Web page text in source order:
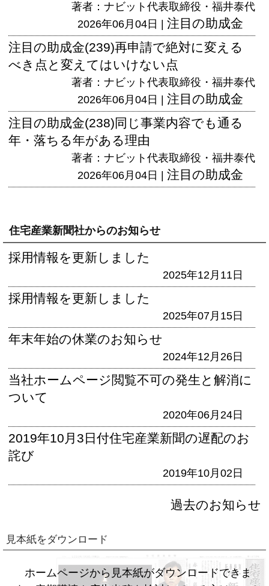
著者：ナビット代表取締役・福井泰代
2026年06月04日 | 注目の助成金
注目の助成金(239)再申請で絶対に変える
べき点と変えてはいけない点
著者：ナビット代表取締役・福井泰代
2026年06月04日 | 注目の助成金
注目の助成金(238)同じ事業内容でも通る
年・落ちる年がある理由
著者：ナビット代表取締役・福井泰代
2026年06月04日 | 注目の助成金
住宅産業新聞社からのお知らせ
採用情報を更新しました
2025年12月11日
採用情報を更新しました
2025年07月15日
年末年始の休業のお知らせ
2024年12月26日
当社ホームページ閲覧不可の発生と解消に
ついて
2020年06月24日
2019年10月3日付住宅産業新聞の遅配のお
詫び
2019年10月02日
過去のお知らせ
見本紙をダウンロード
ホームページから見本紙がダウンロードできま